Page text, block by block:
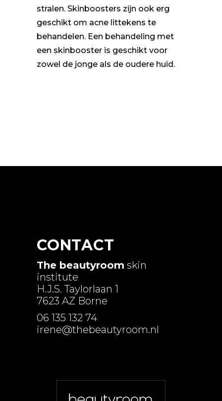
stralen. Skinboosters zijn ook erg
geschikt om acne littekens te
behandelen. Een behandeling met
een skinbooster is geschikt voor
zowel de jonge als de oudere huid.
CONTACT
The beautyroom skin
institute
H.J.S. Taylorlaan 1
7623 AZ Borne
06 135 132 74
irene@thebeautyroom.nl